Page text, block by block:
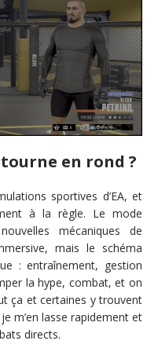
en rond ?
sportives d’EA, et
à la règle. Le mode
mécaniques de
mais le schéma
: entraînement, gestion
la hype, combat, et on
ça et certaines y trouvent
m’en lasse rapidement et
directs.